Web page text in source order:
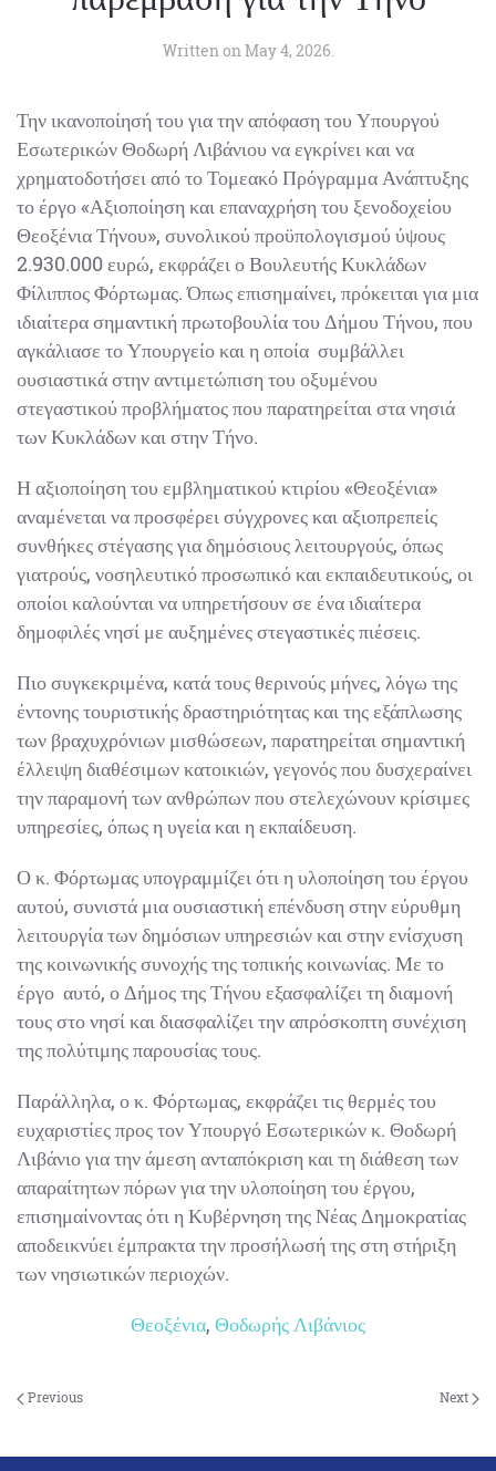
Εσωτερικών Θοδωρή Λιβάνιου να εγκρίνει και να
χρηματοδοτήσει από το Τομεακό Πρόγραμμα
Ανάπτυξης το έργο «Αξιοποίηση και επαναχρήση του
ξενοδοχείου Θεοξένια Τήνου», συνολικού
προϋπολογισμού ύψους 2.930.000 ευρώ, εκφράζει ο
Βουλευτής Κυκλάδων Φίλιππος Φόρτωμας. Όπως
επισημαίνει, πρόκειται για μια ιδιαίτερα σημαντική
πρωτοβουλία του Δήμου Τήνου, που αγκάλιασε το
Υπουργείο και η οποία συμβάλλει ουσιαστικά στην
αντιμετώπιση του οξυμένου στεγαστικού προβλήματος
που παρατηρείται στα νησιά των Κυκλάδων και στην
Τήνο.
Η αξιοποίηση του εμβληματικού κτιρίου «Θεοξένια»
αναμένεται να προσφέρει σύγχρονες και αξιοπρεπείς
συνθήκες στέγασης για δημόσιους λειτουργούς, όπως
γιατρούς, νοσηλευτικό προσωπικό και εκπαιδευτικούς,
οι οποίοι καλούνται να υπηρετήσουν σε ένα ιδιαίτερα
δημοφιλές νησί με αυξημένες στεγαστικές πιέσεις.
Πιο συγκεκριμένα, κατά τους θερινούς μήνες, λόγω της
έντονης τουριστικής δραστηριότητας και της εξάπλωσης
των βραχυχρόνιων μισθώσεων, παρατηρείται
σημαντική έλλειψη διαθέσιμων κατοικιών, γεγονός που
δυσχεραίνει την παραμονή των ανθρώπων που
στελεχώνουν κρίσιμες υπηρεσίες, όπως η υγεία και η
Ο κ. Φόρτωμας υπογραμμίζει ότι η υλοποίηση του
έργου αυτού, συνιστά μια ουσιαστική επένδυση στην
εύρυθμη λειτουργία των δημόσιων υπηρεσιών και στην
ενίσχυση της κοινωνικής συνοχής της τοπικής
κοινωνίας. Με το έργο αυτό, ο Δήμος της Τήνου
εξασφαλίζει τη διαμονή τους στο νησί και διασφαλίζει
τους.
Παράλληλα, ο κ. Φόρτωμας, εκφράζει τις θερμές του
ευχαριστίες προς τον Υπουργό Εσωτερικών κ. Θοδωρή
Λιβάνιο για την άμεση ανταπόκριση και τη διάθεση των
απαραίτητων πόρων για την υλοποίηση του έργου,
επισημαίνοντας ότι η Κυβέρνηση της Νέας
της στη στήριξη των νησιωτικών περιοχών.
Previous Next